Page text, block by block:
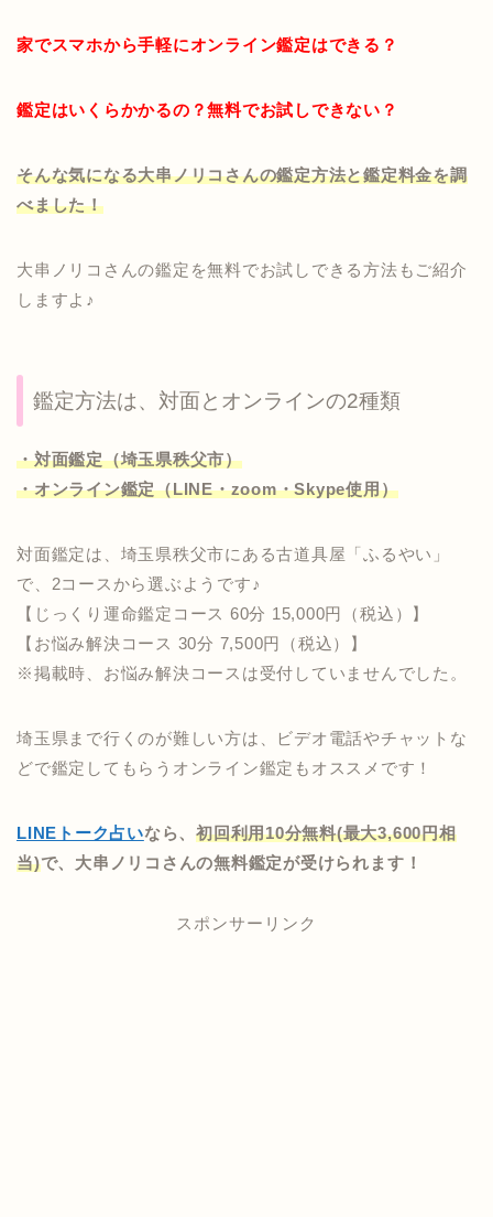
家でスマホから手軽にオンライン鑑定はできる？
鑑定はいくらかかるの？無料でお試しできない？
そんな気になる大串ノリコさんの鑑定方法と鑑定料金を調
べました！
大串ノリコさんの鑑定を無料でお試しできる方法もご紹介
しますよ♪
鑑定方法は、対面とオンラインの2種類
・対面鑑定（埼玉県秩父市）
・オンライン鑑定（LINE・zoom・Skype使用）
対面鑑定は、埼玉県秩父市にある古道具屋「ふるやい」
で、2コースから選ぶようです♪
【じっくり運命鑑定コース 60分 15,000円（税込）】
【お悩み解決コース 30分 7,500円（税込）】
※掲載時、お悩み解決コースは受付していませんでした。
埼玉県まで行くのが難しい方は、ビデオ電話やチャットな
どで鑑定してもらうオンライン鑑定もオススメです！
LINEトーク占いなら、初回利用10分無料(最大3,600円相
当)で、大串ノリコさんの無料鑑定が受けられます！
スポンサーリンク